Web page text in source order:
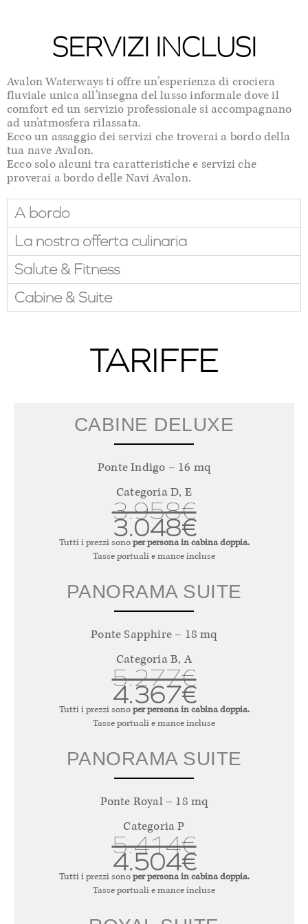
SERVIZI INCLUSI
Avalon Waterways ti offre un’esperienza di crociera
fluviale unica all’insegna del lusso informale dove il
comfort ed un servizio professionale si accompagnano
ad un’atmosfera rilassata.
Ecco un assaggio dei servizi che troverai a bordo della
tua nave Avalon.
Ecco solo alcuni tra caratteristiche e servizi che
proverai a bordo delle Navi Avalon.
A bordo
La nostra offerta culinaria
Salute & Fitness
Cabine & Suite
TARIFFE
CABINE DELUXE
Ponte Indigo – 16 mq
Categoria D, E
3.958€
3.048€
Tutti i prezzi sonoper persona in cabina doppia.
Tasse portuali e mance incluse
PANORAMA SUITE
Ponte Sapphire – 18 mq
Categoria B, A
5.277€
4.367€
Tutti i prezzi sonoper persona in cabina doppia.
Tasse portuali e mance incluse
PANORAMA SUITE
Ponte Royal – 18 mq
Categoria P
5.414€
4.504€
Tutti i prezzi sonoper persona in cabina doppia.
Tasse portuali e mance incluse